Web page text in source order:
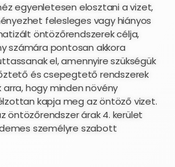
egyenletesen elosztani a vizet,
felesleges vagy hiányos
öntözőrendszerek célja,
számára pontosan akkora
el, amennyire szükségük
és csepegtető rendszerek
arra, hogy minden növény
kapja meg az öntöző vizet.
öntözőrendszer árak 4. kerület
személyre szabott